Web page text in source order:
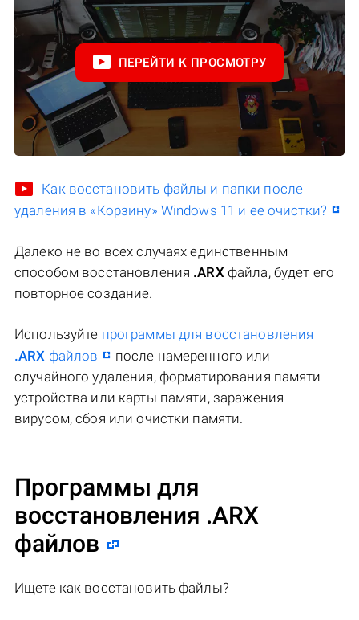
ПЕРЕЙТИ К ПРОСМОТРУ
Как восстановить файлы и папки после
удаления в «Корзину» Windows 11 и ее очистки?
Далеко не во всех случаях единственным
способом восстановления .ARXфайла, будет его
повторное создание.
Используйте программы для восстановления
.ARX файлов
после намеренного или
случайного удаления, форматирования памяти
устройства или карты памяти, заражения
вирусом, сбоя или очистки памяти.
Программы для
восстановления .ARX
файлов
Ищете как восстановить файлы?